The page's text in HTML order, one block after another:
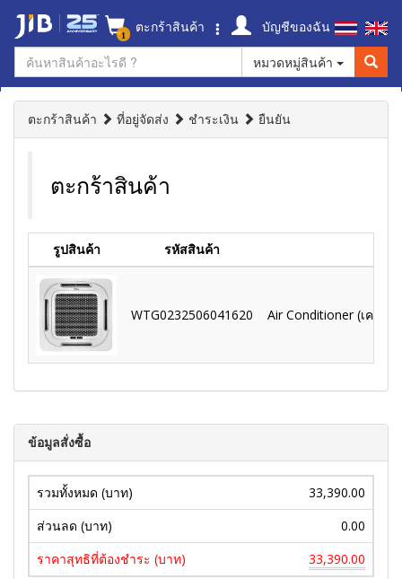
1 ตะกร้าสินค้า
บัญชีของฉัน
หมวดหมู่สินค้า
ตะกร้าสินค้า ที่อยู่จัดส่ง ชำระเงิน ยืนยัน
ตะกร้าสินค้า
รูปสินค้า รหัสสินค้า
WTG0232506041620 Air Conditioner (เครื่อ
ข้อมูลสั่งซื้อ
รวมทั้งหมด (บาท)
33,390.00
ส่วนลด (บาท)
0.00
ราคาสุทธิที่ต้องชำระ (บาท)
33,390.00